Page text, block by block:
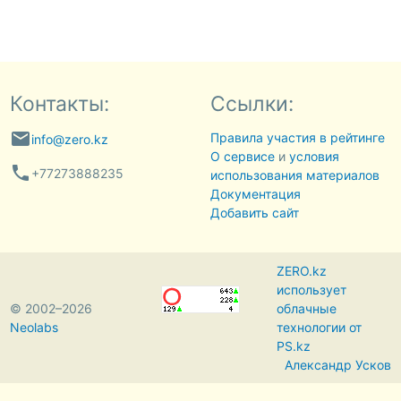
Контакты:
emailinfo@zero.kz
phone +77273888235
Ссылки:
Правила участия в рейтинге
О сервисеи условия
использования материалов
Документация
Добавить сайт
© 2002–2026
Neolabs
ZERO.kz
использует
облачные
технологии от
PS.kz
Александр Усков